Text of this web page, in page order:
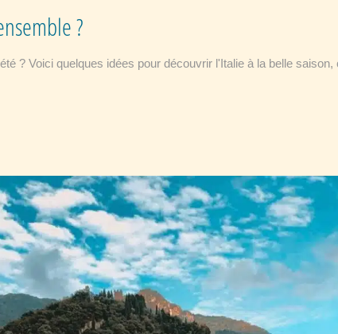
?
? Voici quelques idées pour découvrir l'Italie à la belle